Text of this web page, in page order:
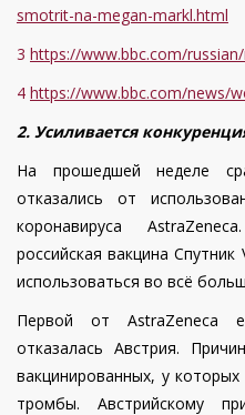
smotrit-na-megan-markl.html
3 https://www.bbc.com/
4 https://www.bbc.com/news/
2. Усиливается
На прошедшей неделе
отказались от
коронавируса
российская вакцина
использоваться во всё
Первой от AstraZeneca
отказалась Австрия.
вакцинированных, у
тромбы. Австрийскому